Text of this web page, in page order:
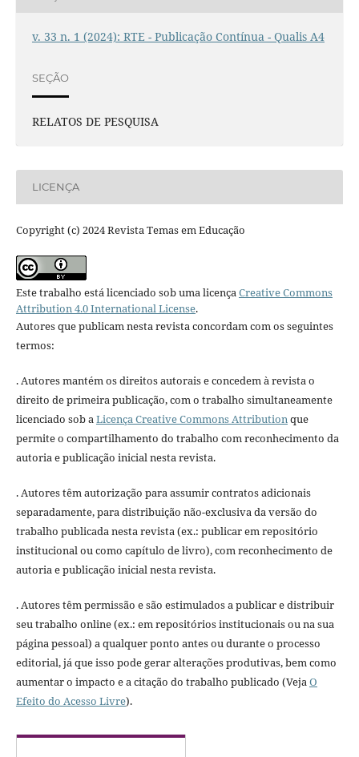
v. 33 n. 1 (2024): RTE - Publicação Contínua - Qualis A4
SEÇÃO
RELATOS DE PESQUISA
LICENÇA
Copyright (c) 2024 Revista Temas em Educação
Este trabalho está licenciado sob uma licençaCreative Commons
Attribution 4.0 International License.
Autores que publicam nesta revista concordam com os seguintes
termos:
. Autores mantém os direitos autorais e concedem à revista o
direito de primeira publicação, com o trabalho simultaneamente
licenciado sob aLicença Creative Commons Attributionque
permite o compartilhamento do trabalho com reconhecimento da
autoria e publicação inicial nesta revista.
. Autores têm autorização para assumir contratos adicionais
separadamente, para distribuição não-exclusiva da versão do
trabalho publicada nesta revista (ex.: publicar em repositório
institucional ou como capítulo de livro), com reconhecimento de
autoria e publicação inicial nesta revista.
. Autores têm permissão e são estimulados a publicar e distribuir
seu trabalho online (ex.: em repositórios institucionais ou na sua
página pessoal) a qualquer ponto antes ou durante o processo
editorial, já que isso pode gerar alterações produtivas, bem como
aumentar o impacto e a citação do trabalho publicado (VejaO
Efeito do Acesso Livre).